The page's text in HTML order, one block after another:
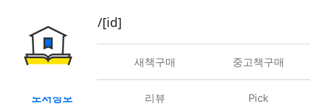
book/rent/[id]
대여 새책구매 중고책구매
도서정보 리뷰 Pick